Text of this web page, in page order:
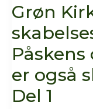
Grøn
er også
Del 1